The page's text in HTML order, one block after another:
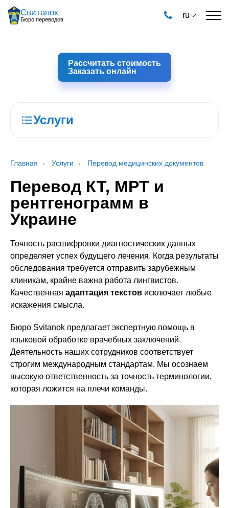
Свитанок
Бюро переводов ru
Рассчитать стоимость
Заказать онлайн
Услуги
Главная Услуги Перевод медицинских документов
Перевод КТ, МРТ и
рентгенограмм в
Украине
Точность расшифровки диагностических данных
определяет успех будущего лечения. Когда результаты
обследования требуется отправить зарубежным
клиникам, крайне важна работа лингвистов.
Качественная адаптация текстов исключает любые
искажения смысла.
Бюро Svitanok предлагает экспертную помощь в
языковой обработке врачебных заключений.
Деятельность наших сотрудников соответствует
строгим международным стандартам. Мы осознаем
высокую ответственность за точность терминологии,
которая ложится на плечи команды.